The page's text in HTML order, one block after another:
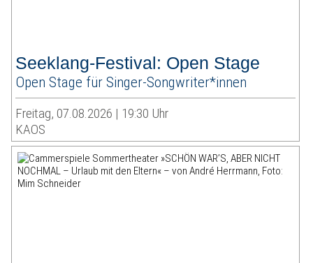
Seeklang-Festival: Open Stage
Open Stage für Singer-Songwriter*innen
Freitag, 07.08.2026 | 19:30 Uhr
KAOS